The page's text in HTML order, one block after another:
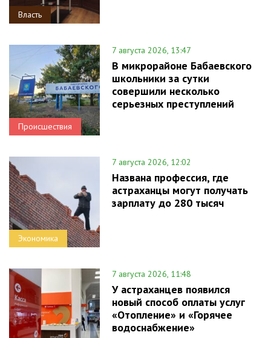
Власть
Происшествия
7 августа 2026, 13:47
В микрорайоне Бабаевского
школьники за сутки
совершили несколько
серьезных преступлений
Экономика
7 августа 2026, 12:02
Названа профессия, где
астраханцы могут получать
зарплату до 280 тысяч
7 августа 2026, 11:48
У астраханцев появился
новый способ оплаты услуг
«Отопление» и «Горячее
водоснабжение»